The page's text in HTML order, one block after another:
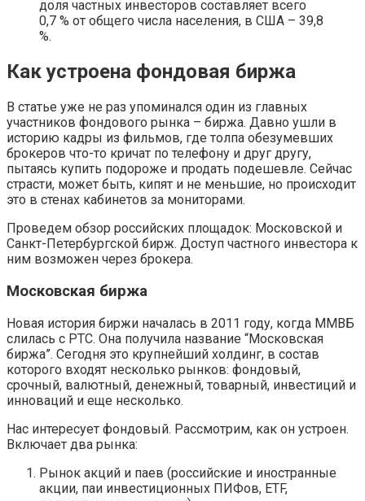
доля частных инвесторов составляет всего
0,7 % от общего числа населения, в США – 39,8
%.
Как устроена фондовая биржа
В статье уже не раз упоминался один из главных
участников фондового рынка – биржа. Давно ушли в
историю кадры из фильмов, где толпа обезумевших
брокеров что-то кричат по телефону и друг другу,
пытаясь купить подороже и продать подешевле. Сейчас
страсти, может быть, кипят и не меньшие, но происходит
это в стенах кабинетов за мониторами.
Проведем обзор российских площадок: Московской и
Санкт-Петербургской бирж. Доступ частного инвестора к
ним возможен через брокера.
Московская биржа
Новая история биржи началась в 2011 году, когда ММВБ
слилась с РТС. Она получила название “Московская
биржа”. Сегодня это крупнейший холдинг, в состав
которого входят несколько рынков: фондовый,
срочный, валютный, денежный, товарный, инвестиций и
инноваций и еще несколько.
Нас интересует фондовый. Рассмотрим, как он устроен.
Включает два рынка:
Рынок акций и паев (российские и иностранные
акции, паи инвестиционных ПИФов, ETF,